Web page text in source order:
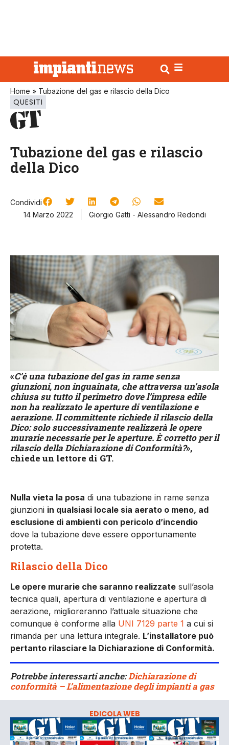
Home » Tubazione del gas e rilascio della Dico
QUESITI
Tubazione del gas e rilascio
della Dico
Condividi
14 Marzo 2022
Giorgio Gatti - Alessandro Redondi
«C’è una tubazione del gas in rame senza
giunzioni, non inguainata, che attraversa un’asola
chiusa su tutto il perimetro dove l’impresa edile
non ha realizzato le aperture di ventilazione e
aerazione. Il committente richiede il rilascio della
Dico: solo successivamente realizzerà le opere
murarie necessarie per le aperture. È corretto per il
rilascio della Dichiarazione di Conformità?»,
chiede un lettore di GT.
Nulla vieta la posa di una tubazione in rame senza
giunzioni in qualsiasi locale sia aerato o meno, ad
esclusione di ambienti con pericolo d’incendio
dove la tubazione deve essere opportunamente
protetta.
Rilascio della Dico
Le opere murarie che saranno realizzate sull’asola
tecnica quali, apertura di ventilazione e apertura di
aerazione, miglioreranno l’attuale situazione che
comunque è conforme alla UNI 7129 parte 1 a cui si
rimanda per una lettura integrale. L’installatore può
pertanto rilasciare la Dichiarazione di Conformità.
Potrebbe interessarti anche:Dichiarazione di
conformità – L’alimentazione degli impianti a gas
EDICOLA WEB